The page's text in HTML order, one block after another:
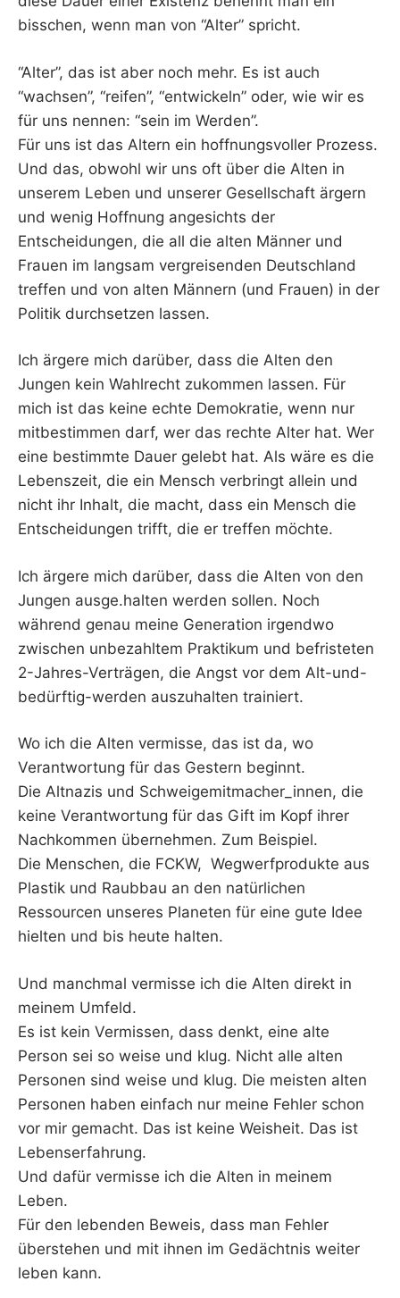
bisschen, wenn man von “Alter” spricht.
“Alter”, das ist aber noch mehr. Es ist auch
“wachsen”, “reifen”, “entwickeln” oder, wie wir es
für uns nennen: “sein im Werden”.
Für uns ist das Altern ein hoffnungsvoller Prozess.
Und das, obwohl wir uns oft über die Alten in
unserem Leben und unserer Gesellschaft ärgern
und wenig Hoffnung angesichts der
Entscheidungen, die all die alten Männer und
Frauen im langsam vergreisenden Deutschland
treffen und von alten Männern (und Frauen) in der
Politik durchsetzen lassen.
Ich ärgere mich darüber, dass die Alten den
Jungen kein Wahlrecht zukommen lassen. Für
mich ist das keine echte Demokratie, wenn nur
mitbestimmen darf, wer das rechte Alter hat. Wer
eine bestimmte Dauer gelebt hat. Als wäre es die
Lebenszeit, die ein Mensch verbringt allein und
nicht ihr Inhalt, die macht, dass ein Mensch die
Entscheidungen trifft, die er treffen möchte.
Ich ärgere mich darüber, dass die Alten von den
Jungen ausge.halten werden sollen. Noch
während genau meine Generation irgendwo
zwischen unbezahltem Praktikum und befristeten
2-Jahres-Verträgen, die Angst vor dem Alt-und-
bedürftig-werden auszuhalten trainiert.
Wo ich die Alten vermisse, das ist da, wo
Verantwortung für das Gestern beginnt.
Die Altnazis und Schweigemitmacher_innen, die
keine Verantwortung für das Gift im Kopf ihrer
Nachkommen übernehmen. Zum Beispiel.
Die Menschen, die FCKW, Wegwerfprodukte aus
Plastik und Raubbau an den natürlichen
Ressourcen unseres Planeten für eine gute Idee
hielten und bis heute halten.
Und manchmal vermisse ich die Alten direkt in
meinem Umfeld.
Es ist kein Vermissen, dass denkt, eine alte
Person sei so weise und klug. Nicht alle alten
Personen sind weise und klug. Die meisten alten
Personen haben einfach nur meine Fehler schon
vor mir gemacht. Das ist keine Weisheit. Das ist
Lebenserfahrung.
Und dafür vermisse ich die Alten in meinem
Leben.
Für den lebenden Beweis, dass man Fehler
überstehen und mit ihnen im Gedächtnis weiter
leben kann.